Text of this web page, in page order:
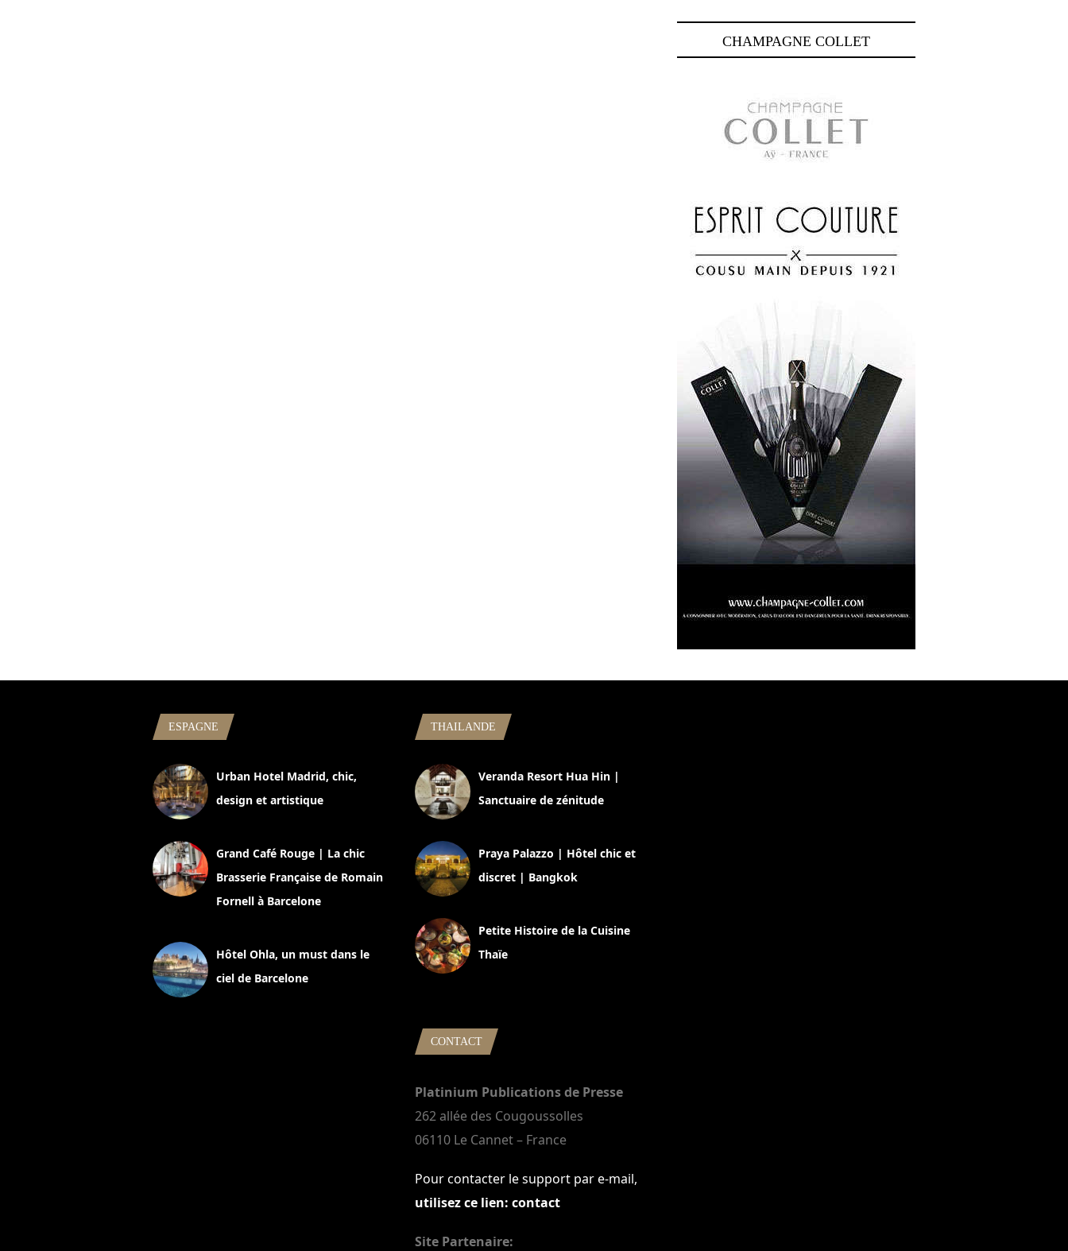
CHAMPAGNE COLLET
ESPAGNE
Urban Hotel Madrid, chic,
design et artistique
Grand Café Rouge | La chic
Brasserie Française de Romain
Fornell à Barcelone
Hôtel Ohla, un must dans le
ciel de Barcelone
THAILANDE
Veranda Resort Hua Hin |
Sanctuaire de zénitude
Praya Palazzo | Hôtel chic et
discret | Bangkok
Petite Histoire de la Cuisine
Thaïe
CONTACT
Platinium Publications de Presse
262 allée des Cougoussolles
06110 Le Cannet – France
Pour contacter le support par e-mail,
utilisez ce lien: contact
Site Partenaire: